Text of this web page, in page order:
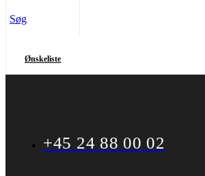
Søg
Ønskeliste
+45 24 88 00 02